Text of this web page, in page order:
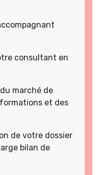
consultant en
marché de
et des
de votre dossier
bilan de